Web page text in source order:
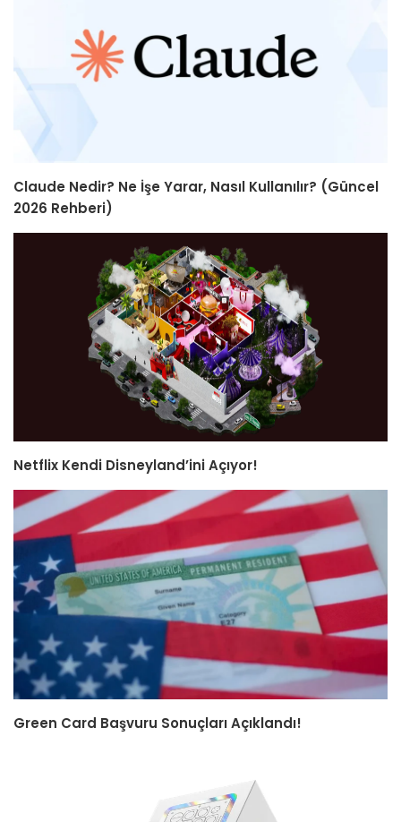
Claude Nedir? Ne İşe Yarar, Nasıl Kullanılır? (Güncel
2026 Rehberi)
Netflix Kendi Disneyland’ini Açıyor!
Green Card Başvuru Sonuçları Açıklandı!